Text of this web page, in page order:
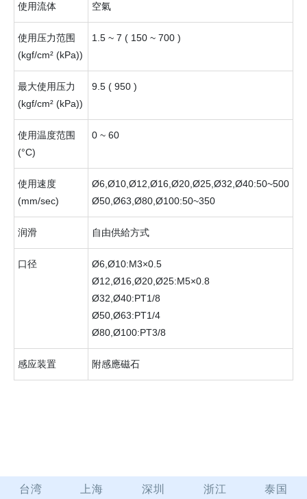
使用流体 空氣
使用压力范围
(kgf/cm² (kPa))
1.5 ~ 7 ( 150 ~ 700 )
最大使用压力
(kgf/cm² (kPa))
9.5 ( 950 )
使用温度范围
(°C)
0 ~ 60
使用速度
(mm/sec)
Ø6,Ø10,Ø12,Ø16,Ø20,Ø25,Ø32,Ø40:50~500
Ø50,Ø63,Ø80,Ø100:50~350
润滑 自由供給方式
口径
Ø6,Ø10:M3×0.5
Ø12,Ø16,Ø20,Ø25:M5×0.8
Ø32,Ø40:PT1/8
Ø50,Ø63:PT1/4
Ø80,Ø100:PT3/8
感应装置 附感應磁石
台湾 上海 深圳 浙江 泰国